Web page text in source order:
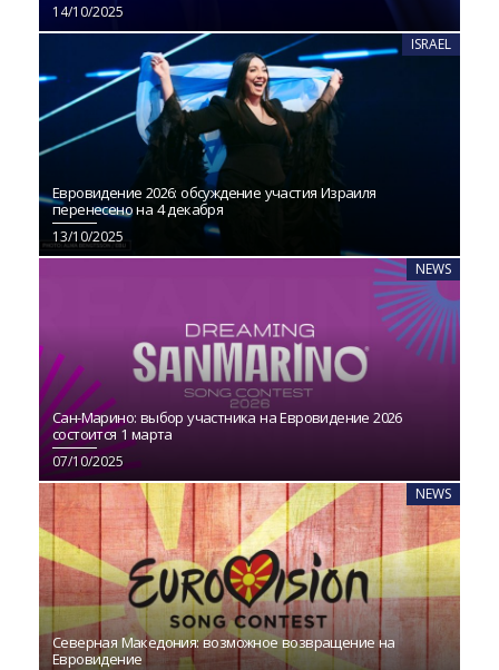
14/10/2025
ISRAEL
Евровидение 2026: обсуждение участия Израиля
перенесено на 4 декабря
13/10/2025
NEWS
Сан-Марино: выбор участника на Евровидение 2026
состоится 1 марта
07/10/2025
NEWS
Северная Македония: возможное возвращение на
Евровидение